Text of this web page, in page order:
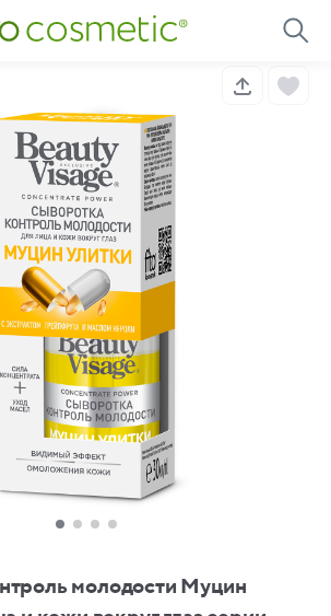
молодости Муцин